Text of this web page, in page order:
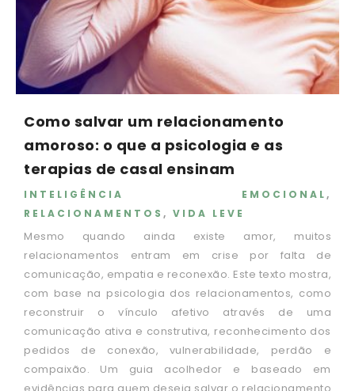
Como salvar um relacionamento
amoroso: o que a psicologia e as
terapias de casal ensinam
INTELIGÊNCIA EMOCIONAL,
RELACIONAMENTOS , VIDA LEVE
Mesmo quando ainda existe amor, muitos
relacionamentos entram em crise por falta de
comunicação, empatia e reconexão. Este texto mostra,
com base na psicologia dos relacionamentos, como
reconstruir o vínculo afetivo através de uma
comunicação ativa e construtiva, reconhecimento dos
pedidos de conexão, vulnerabilidade, perdão e
compaixão. Um guia acolhedor e baseado em